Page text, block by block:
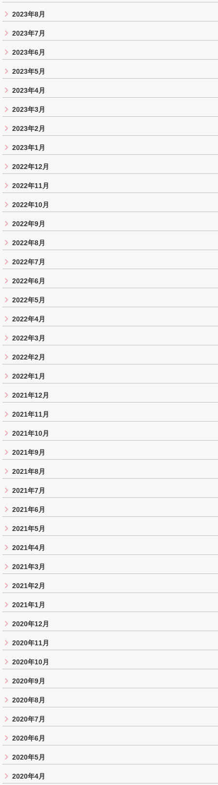
2023年8月
2023年7月
2023年6月
2023年5月
2023年4月
2023年3月
2023年2月
2023年1月
2022年12月
2022年11月
2022年10月
2022年9月
2022年8月
2022年7月
2022年6月
2022年5月
2022年4月
2022年3月
2022年2月
2022年1月
2021年12月
2021年11月
2021年10月
2021年9月
2021年8月
2021年7月
2021年6月
2021年5月
2021年4月
2021年3月
2021年2月
2021年1月
2020年12月
2020年11月
2020年10月
2020年9月
2020年8月
2020年7月
2020年6月
2020年5月
2020年4月